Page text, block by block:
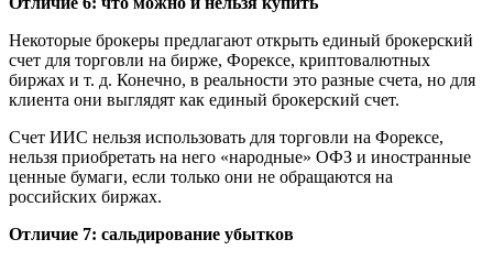
Некоторые брокеры предлагают открыть единый брокерский
счет для торговли на бирже, Форексе, криптовалютных
биржах и т. д. Конечно, в реальности это разные счета, но для
клиента они выглядят как единый брокерский счет.
Счет ИИС нельзя использовать для торговли на Форексе,
нельзя приобретать на него «народные» ОФЗ и иностранные
ценные бумаги, если только они не обращаются на
российских биржах.
Отличие 7: сальдирование убытков